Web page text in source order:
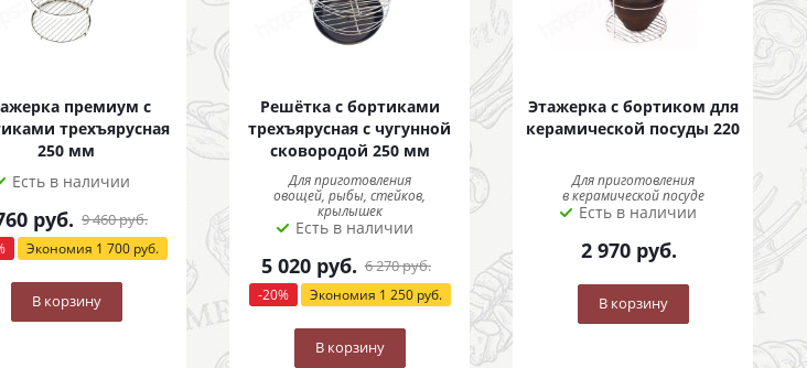
премиум с
трехъярусная
250 мм
Есть в наличии
руб. 9 460руб.
Экономия 1 700руб.
В корзину
Решётка с бортиками
трехъярусная с чугунной
сковородой 250 мм
Для приготовления
овощей, рыбы, стейков,
крылышек
Есть в наличии
5 020руб. 6 270руб.
-20% Экономия 1 250руб.
В корзину
Этажерка с бортиком для
керамической посуды 220
Для приготовления
в керамической посуде
Есть в наличии
2 970 руб.
В корзину